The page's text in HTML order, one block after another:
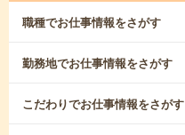
職種でお仕事情報をさがす
勤務地でお仕事情報をさがす
こだわりでお仕事情報をさがす